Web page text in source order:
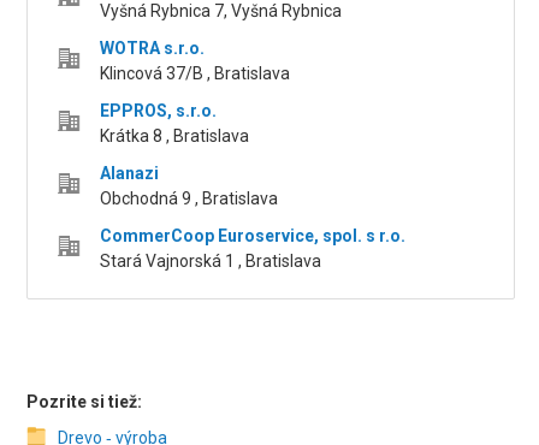
Vyšná Rybnica 7, Vyšná Rybnica
WOTRA s.r.o.
Klincová 37/B , Bratislava
EPPROS, s.r.o.
Krátka 8 , Bratislava
Alanazi
Obchodná 9 , Bratislava
CommerCoop Euroservice, spol. s r.o.
Stará Vajnorská 1 , Bratislava
Pozrite si tiež:
Drevo ‑ výroba